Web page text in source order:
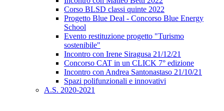
Corso BLSD classi quinte 2022
Progetto Blue Deal - Concorso Blue Energy
School
Evento restituzione progetto "Turismo
sostenibile"
Incontro con Irene Siragusa 21/12/21
Concorso CAT in un CLICK 7° edizione
Incontro con Andrea Santonastaso 21/10/21
Spazi polifunzionali e innovativi
A.S. 2020-2021